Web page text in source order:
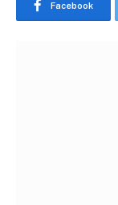
Facebook